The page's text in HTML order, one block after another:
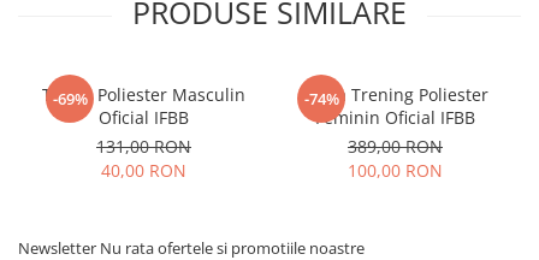
PRODUSE SIMILARE
-69%
Tricou Poliester Masculin
Oficial IFBB
131,00 RON
40,00 RON
-74%
Bluza Trening Poliester
Feminin Oficial IFBB
389,00 RON
100,00 RON
Newsletter Nu rata ofertele si promotiile noastre